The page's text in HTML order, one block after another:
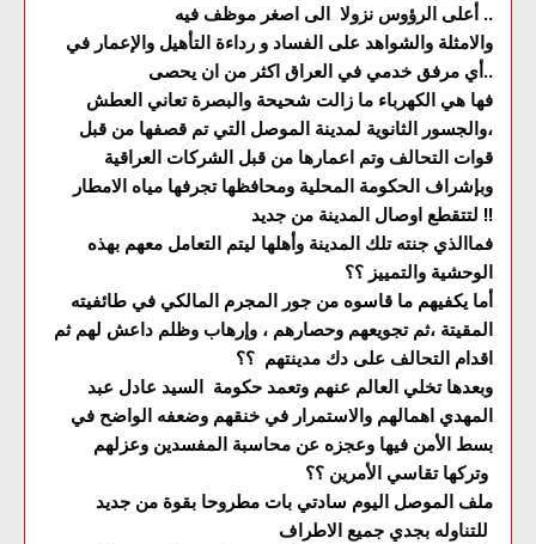
أعلى الرؤوس نزولا الى اصغر موظف فيه ..
والامثلة والشواهد على الفساد و رداءة التأهيل والإعمار في
أي مرفق خدمي في العراق اكثر من ان يحصى..
فها هي الكهرباء ما زالت شحيحة والبصرة تعاني العطش
،والجسور الثانوية لمدينة الموصل التي تم قصفها من قبل
قوات التحالف وتم اعمارها من قبل الشركات العراقية
وبإشراف الحكومة المحلية ومحافظها تجرفها مياه الامطار
لتتقطع اوصال المدينة من جديد !!
فماالذي جنته تلك المدينة وأهلها ليتم التعامل معهم بهذه
الوحشية والتمييز ؟؟
أما يكفيهم ما قاسوه من جور المجرم المالكي في طائفيته
المقيتة ،ثم تجويعهم وحصارهم ، وإرهاب وظلم داعش لهم ثم
اقدام التحالف على دك مدينتهم ؟؟
المهدي اهمالهم والاستمرار في خنقهم وضعفه الواضح في
بسط الأمن فيها وعجزه عن محاسبة المفسدين وعزلهم
ملف الموصل اليوم سادتي بات مطروحا بقوة من جديد